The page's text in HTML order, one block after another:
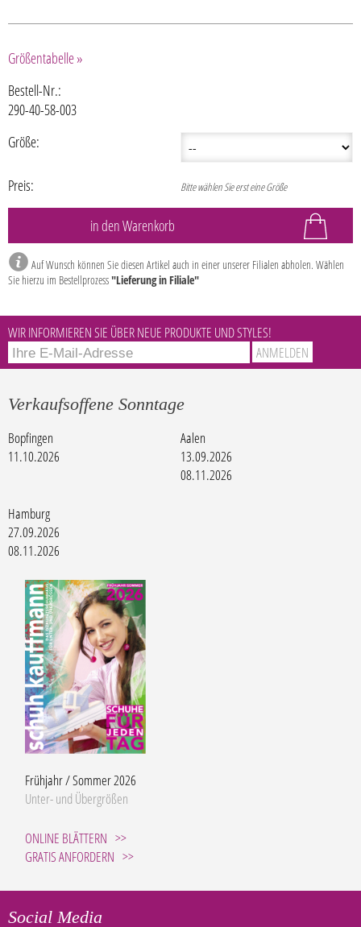
Größentabelle »
Bestell-Nr.:
290-40-58-003
Größe:
Preis: Bitte wählen Sie erst eine Größe
Auf Wunsch können Sie diesen Artikel auch in einer unserer Filialen abholen. Wählen
Sie hierzu im Bestellprozess"Lieferung in Filiale"
WIR INFORMIEREN SIE ÜBER NEUE PRODUKTE UND STYLES!
Verkaufsoffene Sonntage
Bopfingen
11.10.2026
Aalen
13.09.2026
08.11.2026
Hamburg
27.09.2026
08.11.2026
Frühjahr / Sommer 2026
Unter- und Übergrößen
ONLINE BLÄTTERN
GRATIS ANFORDERN
Social Media